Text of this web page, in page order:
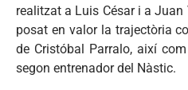
realitzat a Luis César i a
posat en valor la trajectòria
de Cristóbal Parralo, així
segon entrenador del Nàstic.